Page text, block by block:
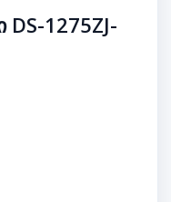
DS-1275ZJ-